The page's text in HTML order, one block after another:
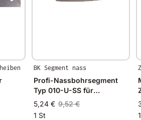
BK Segment nass
Profi-Nassbohrsegment
Typ 010-U-SS für
Granit/Beton
5,24 € 9,52 €
1 St